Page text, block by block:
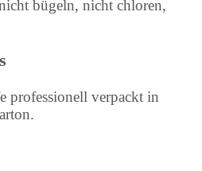
bügeln, nicht chloren,
professionell verpackt in